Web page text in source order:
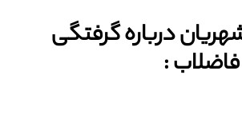
درباره گرفتگی
فاضلاب :‌